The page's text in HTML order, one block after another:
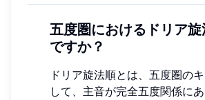
五度圏におけるドリア
ですか？
ドリア旋法順とは、五度圏の
して、主音が完全五度関係に